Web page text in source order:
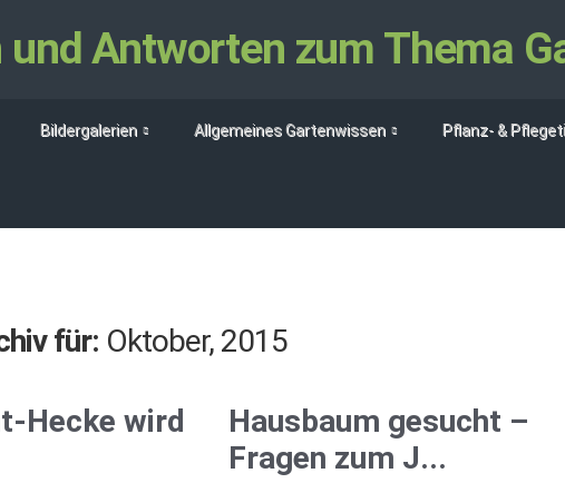
und Antworten zum Thema
Bildergalerien Allgemeines Gartenwissen Pflanz- &
für: Oktober, 2015
Hecke wird
Hausbaum gesucht –
Fragen zum J...